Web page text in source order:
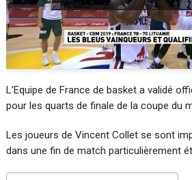
L’Equipe de France de basket a validé
pour les quarts de finale de la coupe du
Les joueurs de Vincent Collet se sont
dans une fin de match particulièrement